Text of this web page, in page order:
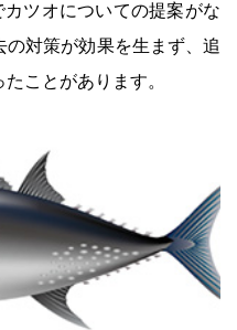
ツオについての提案がな
対策が効果を生まず、追
ことがあります。